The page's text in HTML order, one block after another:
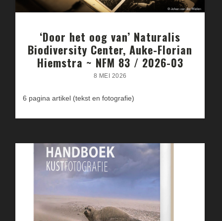
‘Door het oog van’ Naturalis
Biodiversity Center, Auke-Florian
Hiemstra ~ NFM 83 / 2026-03
8 MEI 2026
6 pagina artikel (tekst en fotografie)